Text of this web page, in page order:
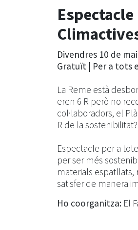
Divendres 10 de
Gratuït | Per a tots
La Reme està
eren 6 R però no
col·laboradors, el
R de la sostenibilitat?
Espectacle per a
per ser més
materials espatllats,
satisfer de manera
Ho coorganitza: El